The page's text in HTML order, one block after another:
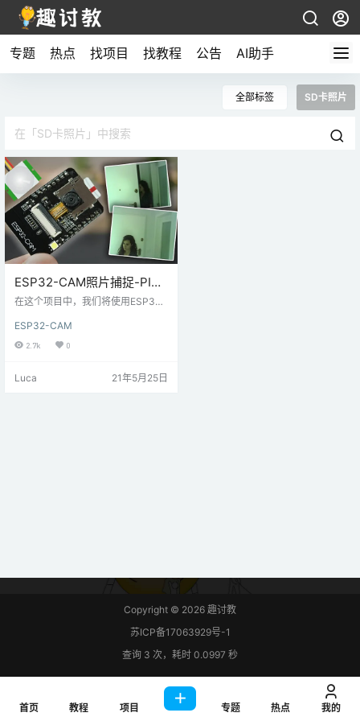
专题 热点 找项目 找教程 公告 AI助手
全部标签 SD卡照片
ESP32-CAM照片捕捉-PIR
运动检测传感器（保存到
在这个项目中，我们将使用ESP32-
传感器检测器。当您的PIR传感器检
测到运动时，它将醒来并拍照，然
许多请求之后，我们在电路中添加
ESP32-CAM
2.7k 0
Luca 21年5月25日
Copyright © 2026 趣讨教
苏ICP备17063929号-1
查询 3 次，耗时 0.0997 秒
首页 教程 项目 专题 热点 我的